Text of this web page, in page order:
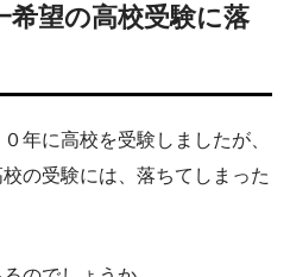
希望の高校受験に落
年に高校を受験しましたが、
の受験には、落ちてしまった